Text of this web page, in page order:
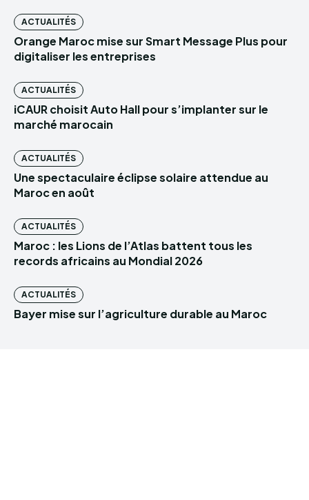
ACTUALITÉS
Orange Maroc mise sur Smart Message Plus pour
digitaliser les entreprises
ACTUALITÉS
iCAUR choisit Auto Hall pour s’implanter sur le
marché marocain
ACTUALITÉS
Une spectaculaire éclipse solaire attendue au
Maroc en août
ACTUALITÉS
Maroc : les Lions de l’Atlas battent tous les
records africains au Mondial 2026
ACTUALITÉS
Bayer mise sur l’agriculture durable au Maroc